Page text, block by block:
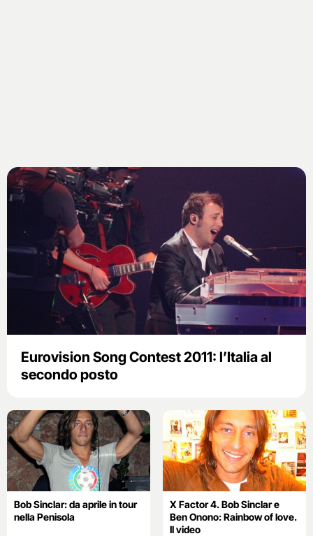
Eurovision Song Contest 2011: l’Italia al
secondo posto
Bob Sinclar: da aprile in tour
nella Penisola
X Factor 4. Bob Sinclar e
Ben Onono: Rainbow of love.
Il video